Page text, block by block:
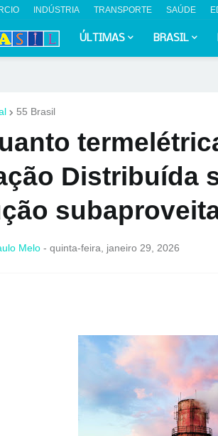
INDÚSTRIA TRANSPORTE SAÚDE
ÚLTIMAS BRASIL
55 Brasil
Distribuída
Melo - quinta-feira, janeiro 29, 2026